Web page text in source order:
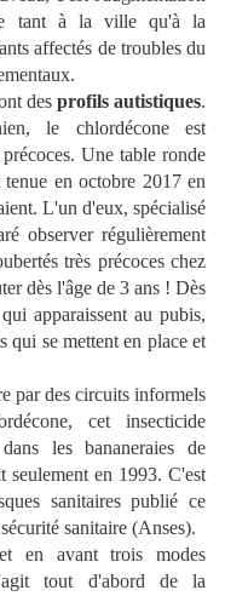
tant à la ville qu'à la
affectés de troubles du
des profils autistiques.
le chlordécone est
Une table ronde
en octobre 2017 en
L'un d'eux, spécialisé
observer régulièrement
très précoces chez
dès l'âge de 3 ans ! Dès
apparaissent au pubis,
qui se mettent en place et
des circuits informels
cet insecticide
les bananeraies de
seulement en 1993. C'est
sanitaires publié ce
sanitaire (Anses).
trois modes
tout d'abord de la